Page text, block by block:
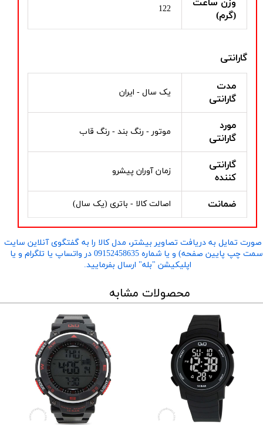
وزن ساعت
(گرم)
122
گارانتی
مدت
گارانتی
یک سال - ایران
مورد
گارانتی
موتور - رنگ بند - رنگ قاب
گارانتی
کننده
زمان آوران پیشرو
ضمانت اصالت کالا - باتری (یک سال)
تمایل به دریافت تصاویر بیشتر، مدل کالا را به گفتگوی آنلاین سایت
​​​​​​​(سمت چپ پایین صفحه) و یا شماره 09152458635 در واتساپ یا تلگرام و یا
اپلیکیشن "بله" ارسال بفرمایید.
محصولات مشابه